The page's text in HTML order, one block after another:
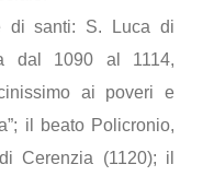
di santi: S. Luca di
dal 1090 al 1114,
ai poveri e
il beato Policronio,
Cerenzia (1120); il